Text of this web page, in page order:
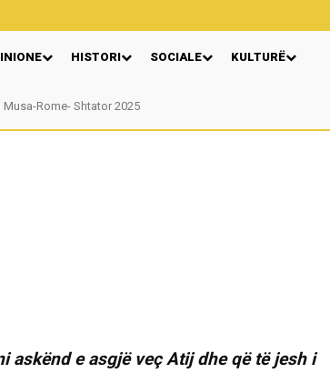
HISTORI SOCIALE KULTURË
Musa-Rome- Shtator 2025
Dedaj
askënd e asgjë veç Atij dhe që të jesh i